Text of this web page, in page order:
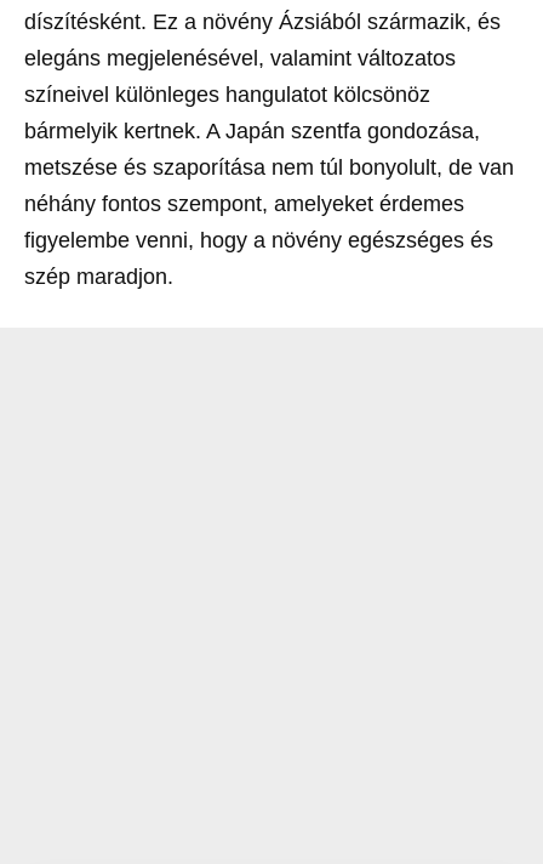
díszítésként. Ez a növény Ázsiából származik, és
elegáns megjelenésével, valamint változatos
színeivel különleges hangulatot kölcsönöz
bármelyik kertnek. A Japán szentfa gondozása,
metszése és szaporítása nem túl bonyolult, de van
néhány fontos szempont, amelyeket érdemes
figyelembe venni, hogy a növény egészséges és
szép maradjon.